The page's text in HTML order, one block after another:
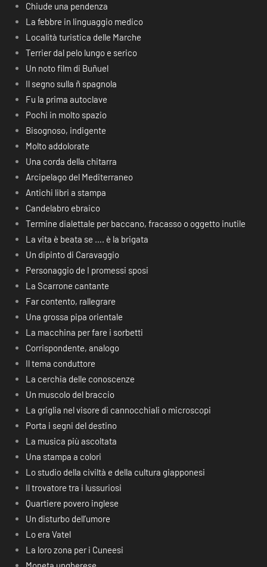
Chiude una pendenza
La febbre in linguaggio medico
Località turistica delle Marche
Terrier dal pelo lungo e serico
Un noto film di Buñuel
Il segno sulla ñ spagnola
Fu la prima autoclave
Pochi in molto spazio
Bisognoso, indigente
Molto addolorate
Una corda della chitarra
Arcipelago del Mediterraneo
Antichi libri a stampa
Candelabro ebraico
Termine dialettale per baccano, fracasso o oggetto inutile
La vita è beata se …. è la brigata
Un dipinto di Caravaggio
Personaggio de I promessi sposi
La Scarrone cantante
Far contento, rallegrare
Una grossa pipa orientale
La macchina per fare i sorbetti
Corrispondente, analogo
Il tema conduttore
La cerchia delle conoscenze
Un muscolo del braccio
La griglia nel visore di cannocchiali o microscopi
Porta i segni del destino
La musica più ascoltata
Una stampa a colori
Lo studio della civiltà e della cultura giapponesi
Il trovatore tra i lussuriosi
Quartiere povero inglese
Un disturbo dell’umore
Lo era Vatel
La loro zona per i Cuneesi